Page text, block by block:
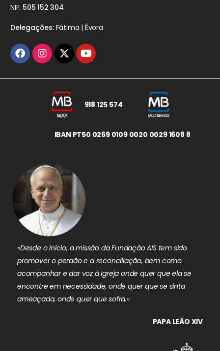
NIF: 505 152 304
Delegações:Fátima | Évora
918 125 574
IBAN PT50 0269 0109 0020 0029 1608 8
«Desde o início, a missão da Fundação AIS tem sido
promover o perdão e a reconciliação, bem como
acompanhar e dar voz à Igreja onde quer que ela se
encontre em necessidade, onde quer que se sinta
ameaçada, onde quer que sofra.»
PAPA LEÃO XIV